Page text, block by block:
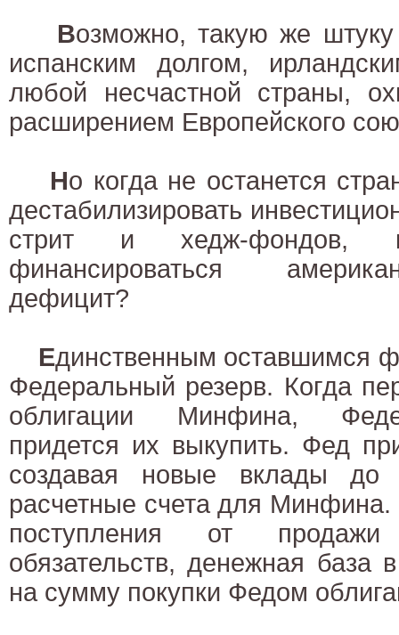
Возможно, такую же
испанским долгом,
любой несчастной страны,
расширением Европейского
Но когда не останется
дестабилизировать
стрит и хедж-фондов,
финансироваться
дефицит?
Единственным оставшимся
Федеральный резерв. Когда
облигации Минфина,
придется их выкупить. Фед
создавая новые вклады до
расчетные счета для
поступления от
обязательств, денежная база
на сумму покупки Федом